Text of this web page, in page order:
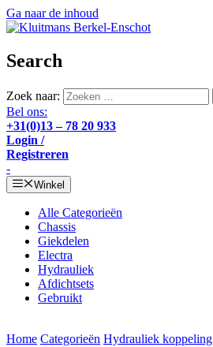
Ga naar de inhoud
Search
Zoek naar:
Bel ons:
+31(0)13 – 78 20 933
Login /
Registreren
-
Winkel
Alle Categorieën
Chassis
Giekdelen
Electra
Hydrauliek
Afdichtsets
Gebruikt
Home Categorieën Hydrauliek koppeling